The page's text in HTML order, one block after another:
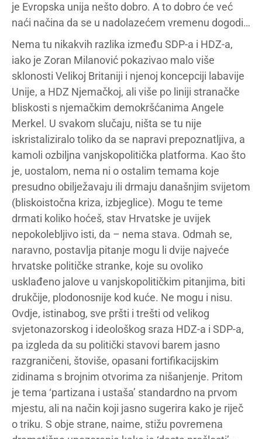
je Evropska unija nešto dobro. A to dobro će već
naći načina da se u nadolazećem vremenu dogodi…
Nema tu nikakvih razlika između SDP-a i HDZ-a,
iako je Zoran Milanović pokazivao malo više
sklonosti Velikoj Britaniji i njenoj koncepciji labavije
Unije, a HDZ Njemačkoj, ali više po liniji stranačke
bliskosti s njemačkim demokršćanima Angele
Merkel. U svakom slučaju, ništa se tu nije
iskristaliziralo toliko da se napravi prepoznatljiva, a
kamoli ozbiljna vanjskopolitička platforma. Kao što
je, uostalom, nema ni o ostalim temama koje
presudno obilježavaju ili drmaju današnjim svijetom
(bliskoistočna kriza, izbjeglice). Mogu te teme
drmati koliko hoćeš, stav Hrvatske je uvijek
nepokolebljivo isti, da – nema stava. Odmah se,
naravno, postavlja pitanje mogu li dvije najveće
hrvatske političke stranke, koje su ovoliko
usklađeno jalove u vanjskopolitičkim pitanjima, biti
drukčije, plodonosnije kod kuće. Ne mogu i nisu.
Ovdje, istinabog, sve pršti i trešti od velikog
svjetonazorskog i ideološkog sraza HDZ-a i SDP-a,
pa izgleda da su politički stavovi barem jasno
razgraničeni, štoviše, opasani fortifikacijskim
zidinama s brojnim otvorima za nišanjenje. Pritom
je tema ‘partizana i ustaša’ standardno na prvom
mjestu, ali na način koji jasno sugerira kako je riječ
o triku. S obje strane, naime, stižu povremena